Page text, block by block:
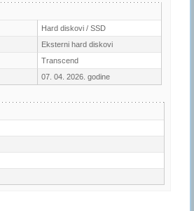
Hard diskovi / SSD
Eksterni hard diskovi
Transcend
07. 04. 2026. godine